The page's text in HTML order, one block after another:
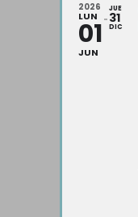
2026
LUN
01
JUN
JUE
31
DIC